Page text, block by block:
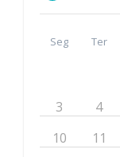
Seg Ter
3
4
10
11